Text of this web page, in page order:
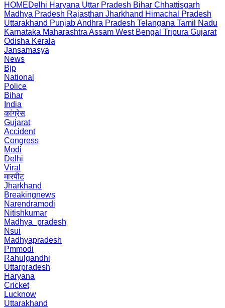
HOMEDelhi Haryana Uttar Pradesh Bihar Chhattisgarh
Madhya Pradesh Rajasthan Jharkhand Himachal Pradesh
Uttarakhand PunjabAndhra Pradesh Telangana Tamil Nadu
Karnataka Maharashtra Assam West Bengal Tripura Gujarat
Odisha Kerala
Jansamasya
News
Bjp
National
Police
Bihar
India
कांग्रेस
Gujarat
Accident
Congress
Modi
Delhi
Viral
मारपीट
Jharkhand
Breakingnews
Narendramodi
Nitishkumar
Madhya_pradesh
Nsui
Madhyapradesh
Pmmodi
Rahulgandhi
Uttarpradesh
Haryana
Cricket
Lucknow
Uttarakhand